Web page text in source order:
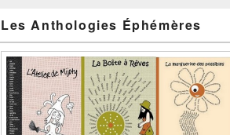
Les Anthologies Éphémères